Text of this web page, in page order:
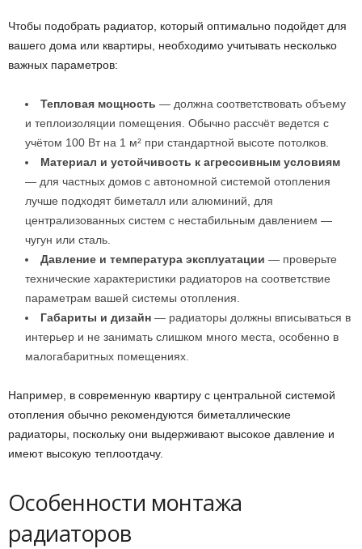
Чтобы подобрать радиатор, который оптимально подойдет для
вашего дома или квартиры, необходимо учитывать несколько
важных параметров:
Тепловая мощность — должна соответствовать объему
и теплоизоляции помещения. Обычно рассчёт ведется с
учётом 100 Вт на 1 м² при стандартной высоте потолков.
Материал и устойчивость к агрессивным условиям
— для частных домов с автономной системой отопления
лучше подходят биметалл или алюминий, для
централизованных систем с нестабильным давлением —
чугун или сталь.
Давление и температура эксплуатации — проверьте
технические характеристики радиаторов на соответствие
параметрам вашей системы отопления.
Габариты и дизайн — радиаторы должны вписываться в
интерьер и не занимать слишком много места, особенно в
малогабаритных помещениях.
Например, в современную квартиру с центральной системой
отопления обычно рекомендуются биметаллические
радиаторы, поскольку они выдерживают высокое давление и
имеют высокую теплоотдачу.
Особенности монтажа
радиаторов